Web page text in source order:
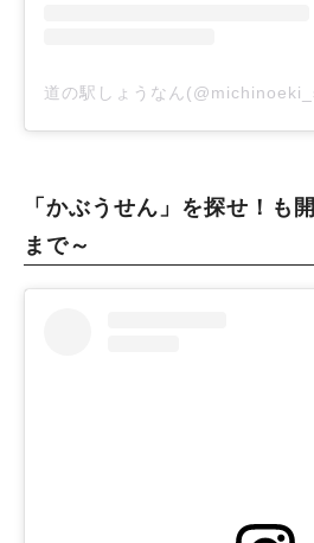
「かぶうせん」を探せ！も
まで～